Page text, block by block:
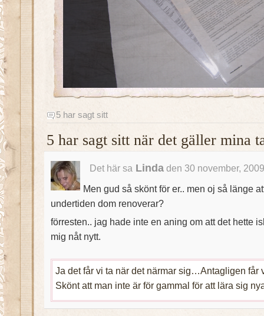
5 har sagt sitt
5 har sagt sitt när det gäller mina
Det här sa Lindaden 30 november,
Men gud så skönt för er.. men oj så länge
undertiden dom renoverar?
förresten.. jag hade inte en aning om att det hette
mig nåt nytt.
Ja det får vi ta när det närmar sig…Antagligen får
Skönt att man inte är för gammal för att lära sig